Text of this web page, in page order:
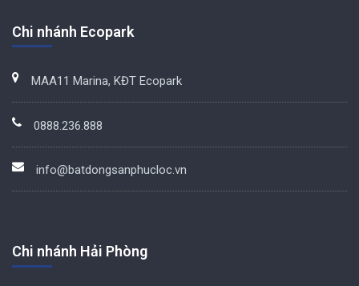
Chi nhánh Ecopark
MAA11 Marina, KĐT Ecopark
0888.236.888
info@batdongsanphucloc.vn
Chi nhánh Hải Phòng